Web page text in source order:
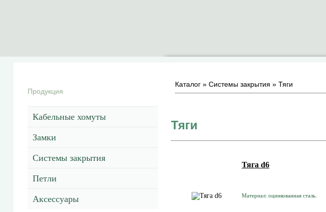
Продукция
Кабельные хомуты
Замки
Системы закрытия
Петли
Аксессуары
Каталог » Системы закрытия » Тяги
Тяги
Тяга d6
Материал: оцинкованная сталь.